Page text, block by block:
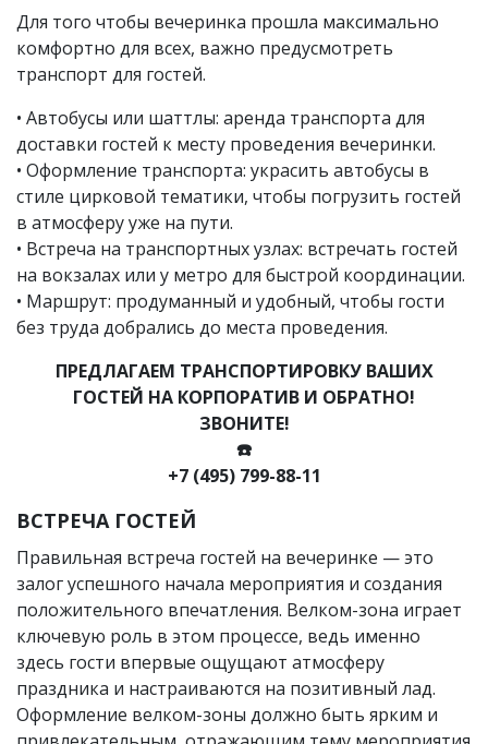
Для того чтобы вечеринка прошла максимально
комфортно для всех, важно предусмотреть
транспорт для гостей.
• Автобусы или шаттлы: аренда транспорта для
доставки гостей к месту проведения вечеринки.
• Оформление транспорта: украсить автобусы в
стиле цирковой тематики, чтобы погрузить гостей
в атмосферу уже на пути.
• Встреча на транспортных узлах: встречать гостей
на вокзалах или у метро для быстрой координации.
• Маршрут: продуманный и удобный, чтобы гости
без труда добрались до места проведения.
ПРЕДЛАГАЕМ ТРАНСПОРТИРОВКУ ВАШИХ
ГОСТЕЙ НА КОРПОРАТИВ И ОБРАТНО!
ЗВОНИТЕ!
☎️
+7 (495) 799-88-11
ВСТРЕЧА ГОСТЕЙ
Правильная встреча гостей на вечеринке — это
залог успешного начала мероприятия и создания
положительного впечатления. Велком-зона играет
ключевую роль в этом процессе, ведь именно
здесь гости впервые ощущают атмосферу
праздника и настраиваются на позитивный лад.
Оформление велком-зоны должно быть ярким и